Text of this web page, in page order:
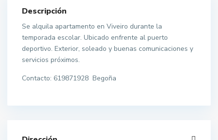
Descripción
Se alquila apartamento en Viveiro durante la
temporada escolar. Ubicado enfrente al puerto
deportivo. Exterior, soleado y buenas comunicaciones y
servicios próximos.
Contacto: 619871928 Begoña